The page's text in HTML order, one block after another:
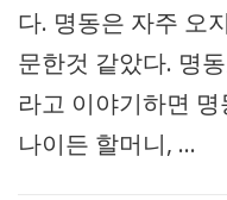
다. 명동은 자주 오
문한것 같았다. 명
라고 이야기하면
나이든 할머니, …